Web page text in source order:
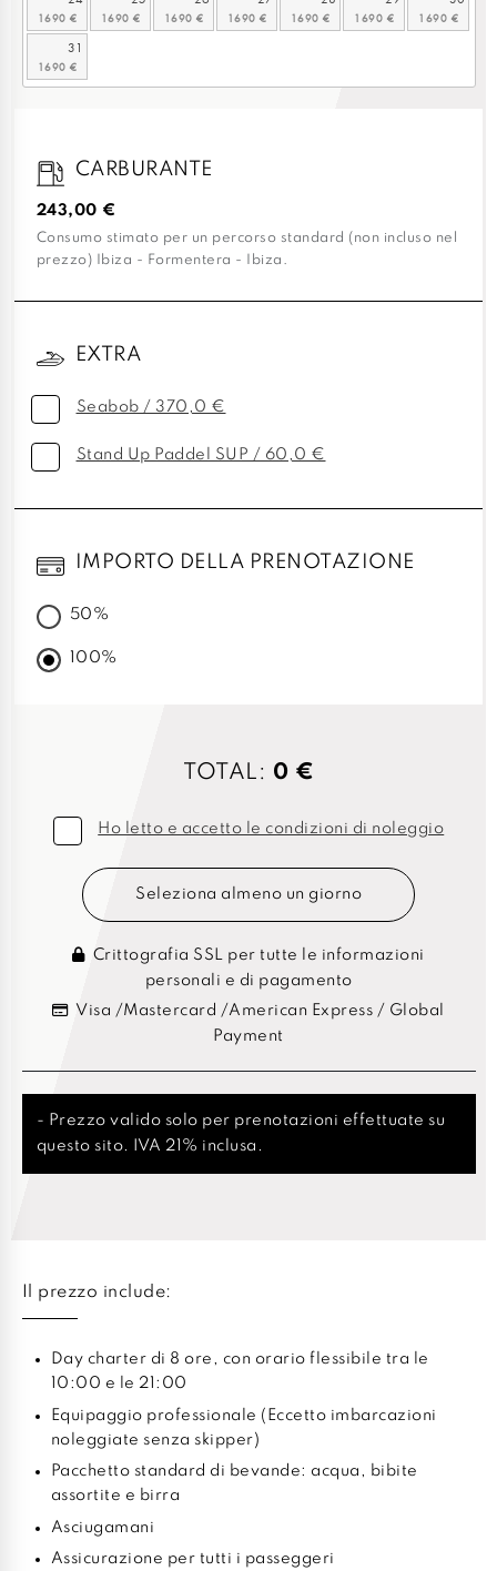
31
CARBURANTE
243,00 €
Consumo stimato per un percorso standard (non incluso nel
prezzo) Ibiza - Formentera - Ibiza.
EXTRA
Seabob / 370,0 €
Stand Up Paddel SUP / 60,0 €
IMPORTO DELLA PRENOTAZIONE
50%
100%
TOTAL: 0 €
Ho letto e accetto le condizioni di noleggio
Seleziona almeno un giorno
Crittografia SSL per tutte le informazioni
personali e di pagamento
Visa /Mastercard /American Express / Global
Payment
- Prezzo valido solo per prenotazioni effettuate su
questo sito. IVA 21% inclusa.
Il prezzo include:
Day charter di 8 ore, con orario flessibile tra le
10:00 e le 21:00
Equipaggio professionale (Eccetto imbarcazioni
noleggiate senza skipper)
Pacchetto standard di bevande: acqua, bibite
assortite e birra
Asciugamani
Assicurazione per tutti i passeggeri